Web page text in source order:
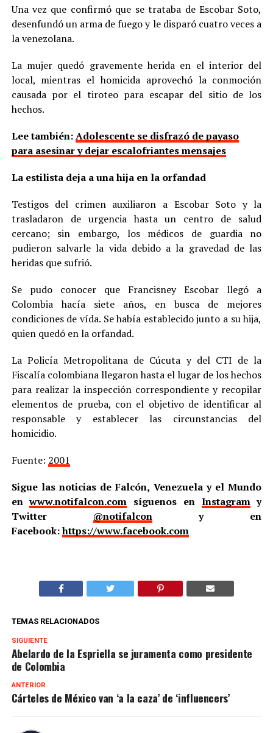
Una vez que confirmó que se trataba de Escobar Soto,
desenfundó un arma de fuego y le disparó cuatro veces a
la venezolana.
La mujer quedó gravemente herida en el interior del
local, mientras el homicida aprovechó la conmoción
causada por el tiroteo para escapar del sitio de los
hechos.
Lee también:Adolescente se disfrazó de payaso
para asesinar y dejar escalofriantes mensajes
La estilista deja a una hija en la orfandad
Testigos del crimen auxiliaron a Escobar Soto y la
trasladaron de urgencia hasta un centro de salud
cercano; sin embargo, los médicos de guardia no
pudieron salvarle la vida debido a la gravedad de las
heridas que sufrió.
Se pudo conocer que Francisney Escobar llegó a
Colombia hacía siete años, en busca de mejores
condiciones de vída. Se había establecido junto a su hija,
quien quedó en la orfandad.
La Policía Metropolitana de Cúcuta y del CTI de la
Fiscalía colombiana llegaron hasta el lugar de los hechos
para realizar la inspección correspondiente y recopilar
elementos de prueba, con el objetivo de identificar al
responsable y establecer las circunstancias del
homicidio.
Fuente: 2001
Sigue las noticias de Falcón, Venezuela y el Mundo
enwww.notifalcon.com síguenos en Instagramy
Twitter @notifalcony en
Facebook:https://www.facebook.com
TEMAS RELACIONADOS
SIGUIENTE
Abelardo de la Espriella se juramenta como presidente
de Colombia
ANTERIOR
Cárteles de México van ‘a la caza’ de ‘influencers’